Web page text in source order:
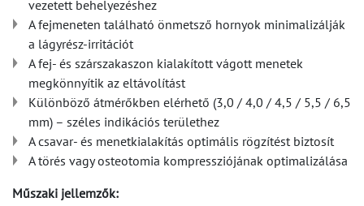
vezetett behelyezéshez
A fejmeneten található önmetsző hornyok minimalizálják
a lágyrész-irritációt
A fej- és szárszakaszon kialakított vágott menetek
megkönnyítik az eltávolítást
Különböző átmérőkben elérhető (3,0 / 4,0 / 4,5 / 5,5 / 6,5
mm) – széles indikációs területhez
A csavar- és menetkialakítás optimális rögzítést biztosít
A törés vagy osteotomia kompressziójának optimalizálása
Műszaki jellemzők: